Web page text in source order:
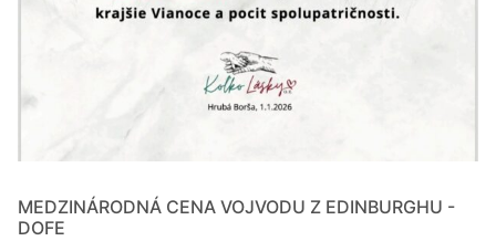
MEDZINÁRODNÁ CENA VOJVODU Z EDINBURGHU -
DOFE